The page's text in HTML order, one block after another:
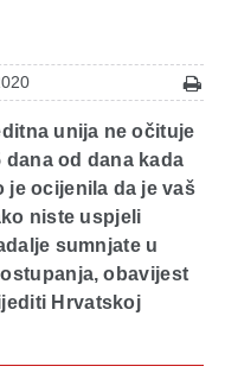
unija ne očituje
od dana kada
je ocijenila da je vaš
niste uspjeli
sumnjate u
obavijest
Hrvatskoj